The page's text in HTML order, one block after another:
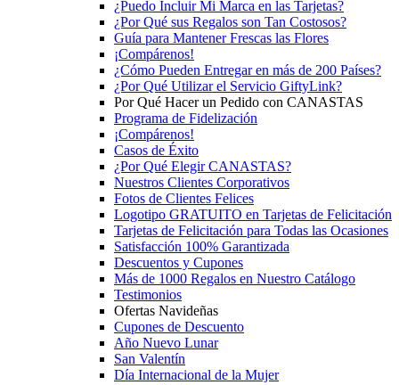
¿Puedo Incluir Mi Marca en las Tarjetas?
¿Por Qué sus Regalos son Tan Costosos?
Guía para Mantener Frescas las Flores
¡Compárenos!
¿Cómo Pueden Entregar en más de 200 Países?
¿Por Qué Utilizar el Servicio GiftyLink?
Por Qué Hacer un Pedido con CANASTAS
Programa de Fidelización
¡Compárenos!
Casos de Éxito
¿Por Qué Elegir CANASTAS?
Nuestros Clientes Corporativos
Fotos de Clientes Felices
Logotipo GRATUITO en Tarjetas de Felicitación
Tarjetas de Felicitación para Todas las Ocasiones
Satisfacción 100% Garantizada
Descuentos y Cupones
Más de 1000 Regalos en Nuestro Catálogo
Testimonios
Ofertas Navideñas
Cupones de Descuento
Año Nuevo Lunar
San Valentín
Día Internacional de la Mujer